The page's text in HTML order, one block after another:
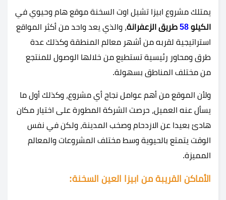
يمتلك مشروع ابيزا تشيل اوت السخنة موقع هام وحيوي في
الكيلو 58 طريق الزعفرانة، والذي يعد واحد من أكثر المواقع
استراتيجية لقربه من أشهر معالم المنطقة وكذلك عدة
طرق ومحاور رئيسية تستطيع من خلالها الوصول للمنتجع
من مختلف المناطق بسهولة.
ولأن الموقع من أهم عوامل نجاح أي مشروع، وكذلك أول ما
يسأل عنه العميل، حرصت الشركة المطورة على اختيار مكان
هادئ بعيدا عن الازدحام وصخب المدينة، ولكن في نفس
الوقت يتمتع بالحيوية وسط مختلف المشروعات والمعالم
المميزة.
الأماكن القريبة من ابيزا العين السخنة: